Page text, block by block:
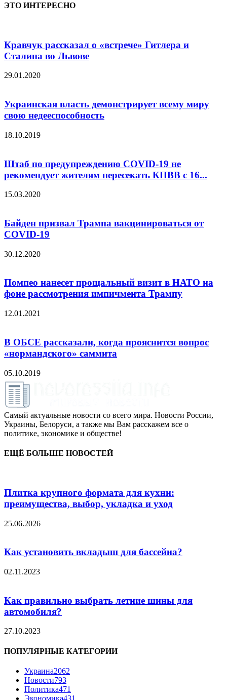
ЭТО ИНТЕРЕСНО
Кравчук рассказал о «встрече» Гитлера и
Сталина во Львове
29.01.2020
Украинская власть демонстрирует всему миру
свою недееспособность
18.10.2019
Штаб по предупреждению COVID-19 не
рекомендует жителям пересекать КПВВ с 16...
15.03.2020
Байден призвал Трампа вакцинироваться от
COVID-19
30.12.2020
Помпео нанесет прощальный визит в НАТО на
фоне рассмотрения импичмента Трампу
12.01.2021
В ОБСЕ рассказали, когда прояснится вопрос
«нормандского» саммита
05.10.2019
Самый актуальные новости со всего мира. Новости России,
Украины, Белоруси, а также мы Вам расскажем все о
политике, экономике и обществе!
ЕЩЁ БОЛЬШЕ НОВОСТЕЙ
Плитка крупного формата для кухни:
преимущества, выбор, укладка и уход
25.06.2026
Как установить вкладыш для бассейна?
02.11.2023
Как правильно выбрать летние шины для
автомобиля?
27.10.2023
ПОПУЛЯРНЫЕ КАТЕГОРИИ
Украина2062
Новости793
Политика471
Экономика431